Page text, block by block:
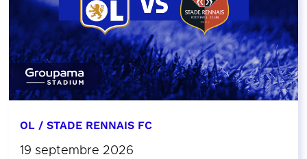
OL / STADE RENNAIS FC
19 septembre 2026